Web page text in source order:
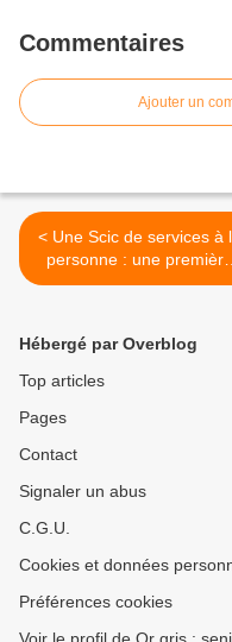
Commentaires
Ajouter un
< Une Scic de services à la
personne : une première
expérience dans la
Hébergé par Overblog
Top articles
Pages
Contact
Signaler un abus
C.G.U.
Cookies et données
Préférences cookies